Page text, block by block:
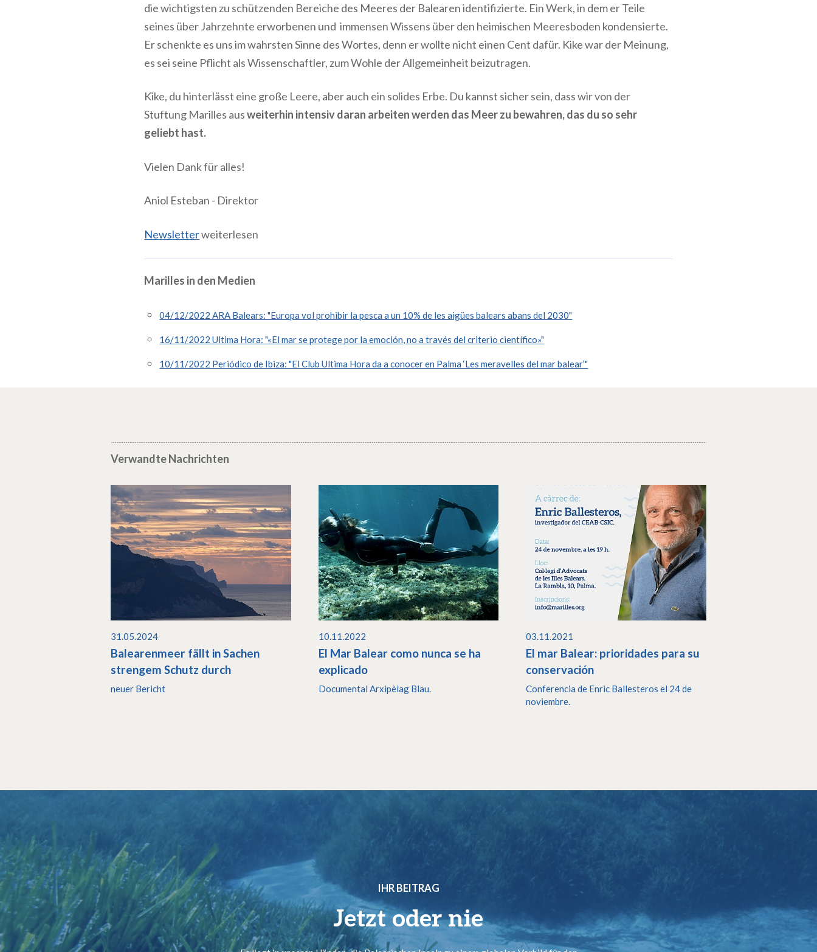
die wichtigsten zu schützenden Bereiche des Meeres der Balearen identifizierte. Ein Werk, in dem er Teile
seines über Jahrzehnte erworbenen und immensen Wissens über den heimischen Meeresboden kondensierte.
Er schenkte es uns im wahrsten Sinne des Wortes, denn er wollte nicht einen Cent dafür. Kike war der Meinung,
es sei seine Pflicht als Wissenschaftler, zum Wohle der Allgemeinheit beizutragen.
Kike, du hinterlässt eine große Leere, aber auch ein solides Erbe. Du kannst sicher sein, dass wir von der
Stuftung Marilles ausweiterhin intensiv daran arbeiten werden das Meer zu bewahren, das du so sehr
geliebt hast.
Vielen Dank für alles!
Aniol Esteban - Direktor
Newsletterweiterlesen
Marilles in den Medien
04/12/2022 ARA Balears: "Europa vol prohibir la pesca a un 10% de les aigües balears abans del 2030"
16/11/2022 Ultima Hora: "«El mar se protege por la emoción, no a través del criterio científico»"
10/11/2022 Periódico de Ibiza: "El Club Ultima Hora da a conocer en Palma ‘Les meravelles del mar balear’"
Verwandte Nachrichten
31.05.2024
Balearenmeer fällt in Sachen
strengem Schutz durch
neuer Bericht
10.11.2022
El Mar Balear como nunca se ha
explicado
Documental Arxipèlag Blau.
03.11.2021
El mar Balear: prioridades para su
conservación
Conferencia de Enric Ballesteros el 24 de
noviembre.
IHR BEITRAG
Jetzt oder nie